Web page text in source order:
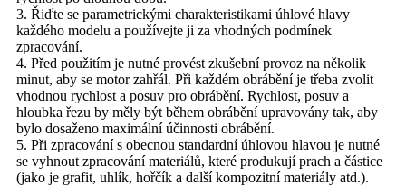
3. Řiďte se parametrickými charakteristikami úhlové hlavy
každého modelu a používejte ji za vhodných podmínek
zpracování.
4. Před použitím je nutné provést zkušební provoz na několik
minut, aby se motor zahřál. Při každém obrábění je třeba zvolit
vhodnou rychlost a posuv pro obrábění. Rychlost, posuv a
hloubka řezu by měly být během obrábění upravovány tak, aby
bylo dosaženo maximální účinnosti obrábění.
5. Při zpracování s obecnou standardní úhlovou hlavou je nutné
se vyhnout zpracování materiálů, které produkují prach a částice
(jako je grafit, uhlík, hořčík a další kompozitní materiály atd.).